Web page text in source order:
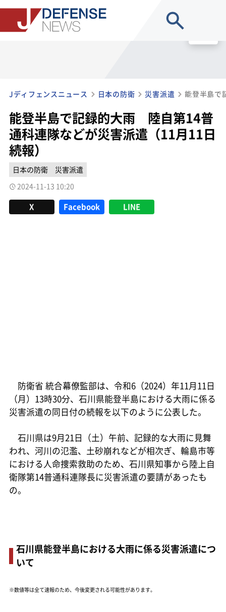
Jディフェンスニュース 日本の防衛 災害派遣
能登半島で記録的大雨 陸自第14普
通科連隊などが災害派遣（11月11日
続報）
日本の防衛
災害派遣
2024-11-13 10:20
X Facebook LINE
防衛省 統合幕僚監部は、令和6（2024）年11月11日
（月）13時30分、石川県能登半島における大雨に係る
災害派遣の同日付の続報を以下のように公表した。
石川県は9月21日（土）午前、記録的な大雨に見舞
われ、河川の氾濫、土砂崩れなどが相次ぎ、輪島市等
における人命捜索救助のため、石川県知事から陸上自
衛隊第14普通科連隊長に災害派遣の要請があったも
の。
石川県能登半島における大雨に係る災害派遣につ
いて
※数値等は全て速報のため、今後変更される可能性があります。